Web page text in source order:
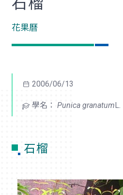
花果曆
2006/06/13
學名： Punica granatumL.
石榴